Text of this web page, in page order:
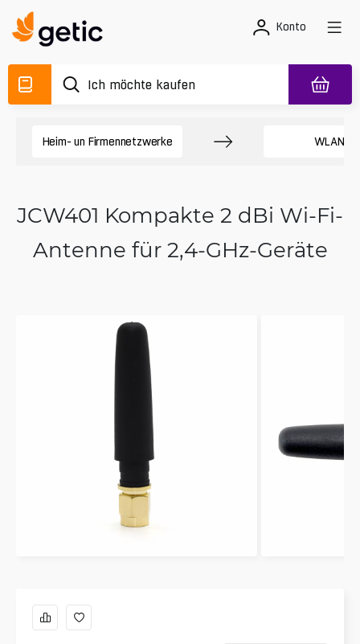
Konto
Heim- un Firmennetzwerke WLAN
JCW401 Kompakte 2 dBi Wi‑Fi-
Antenne für 2,4-GHz-Geräte